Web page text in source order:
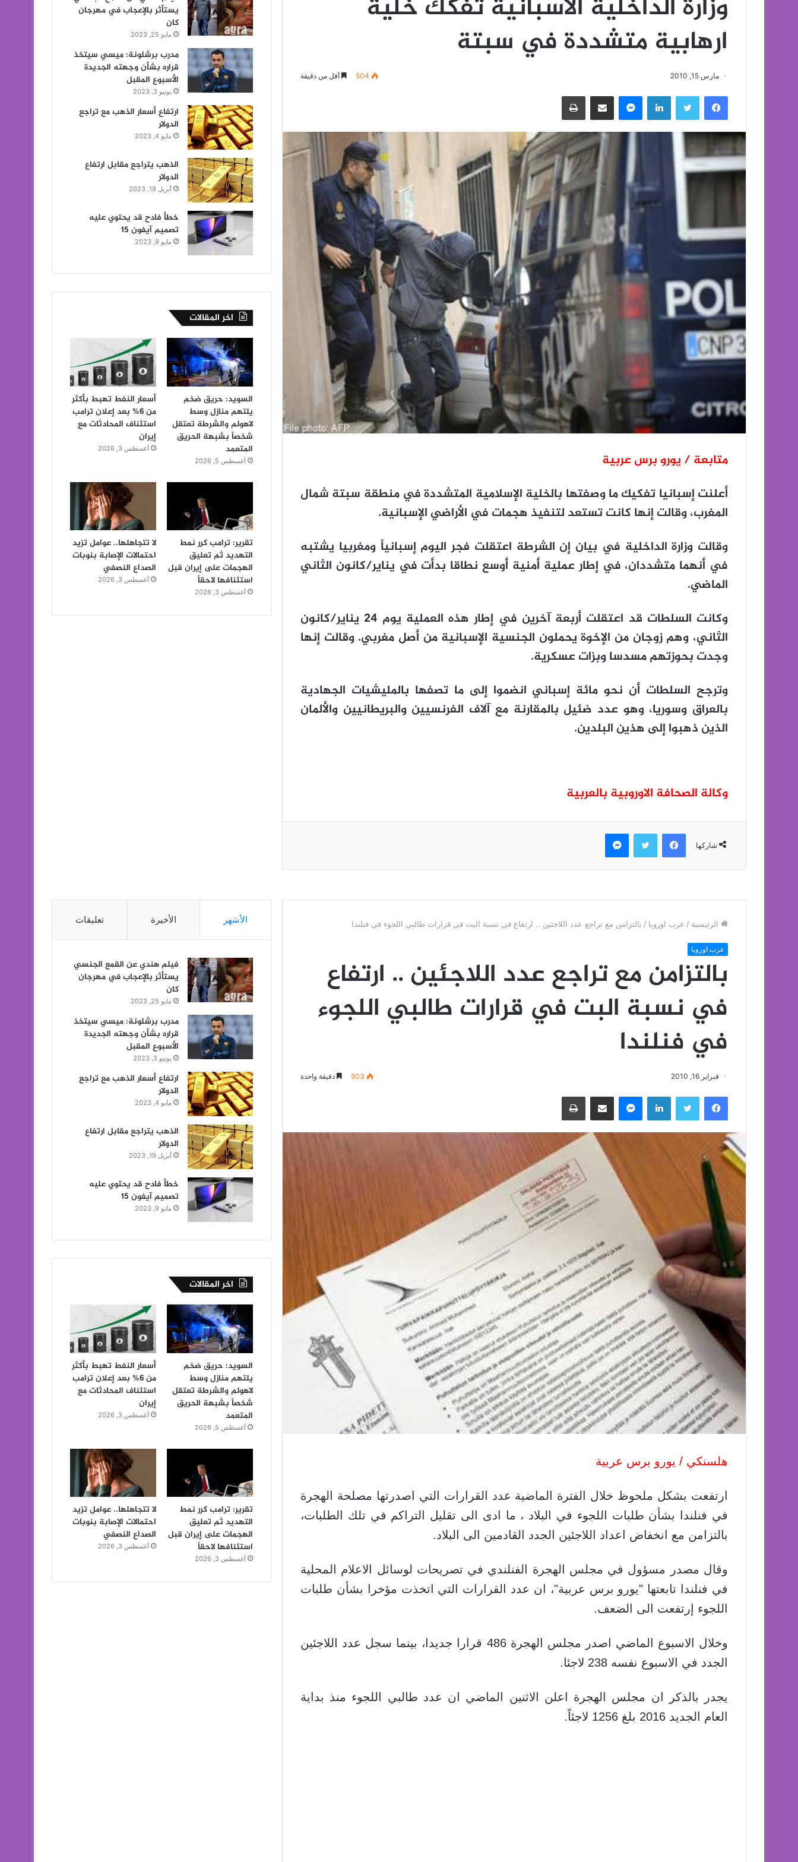
وزارة الداخلية الاسبانية تفكك خلية
ارهابية متشددة في سبتة
مارس 15, 2010 504 أقل من دقيقة
فيسبوك تويتر لينكدإن ماسنجر مشاركة عبر البريد طباعة
متابعة / يورو برس عربية
أعلنت إسبانيا تفكيك ما وصفتها بالخلية الإسلامية المتشددة في منطقة سبتة شمال
المغرب، وقالت إنها كانت تستعد لتنفيذ هجمات في الأراضي الإسبانية.
وقالت وزارة الداخلية في بيان إن الشرطة اعتقلت فجر اليوم إسبانياً ومغربيا يشتبه
في أنهما متشددان، في إطار عملية أمنية أوسع نطاقا بدأت في يناير/كانون الثاني
الماضي.
وكانت السلطات قد اعتقلت أربعة آخرين في إطار هذه العملية يوم 24 يناير/كانون
الثاني، وهم زوجان من الإخوة يحملون الجنسية الإسبانية من أصل مغربي. وقالت إنها
وجدت بحوزتهم مسدسا وبزات عسكرية.
وترجح السلطات أن نحو مائة إسباني انضموا إلى ما تصفها بالمليشيات الجهادية
بالعراق وسوريا، وهو عدد ضئيل بالمقارنة مع آلاف الفرنسيين والبريطانيين والألمان
الذين ذهبوا إلى هذين البلدين.
وكالة الصحافة الاوروبية بالعربية
شاركها
فيسبوك تويتر ماسنجر
يستأثر بالإعجاب في مهرجان
كان
مايو 25, 2023
مدرب برشلونة: ميسي سيتخذ
قراره بشأن وجهته الجديدة
الأسبوع المقبل
يونيو 3, 2023
ارتفاع أسعار الذهب مع تراجع
الدولار
مايو 4, 2023
الذهب يتراجع مقابل ارتفاع
الدولار
أبريل 19, 2023
خطأ فادح قد يحتوي عليه
تصميم آيفون 15
مايو 9, 2023
اخر المقالات
السويد: حريق ضخم
يلتهم منازل وسط
لاهولم والشرطة تعتقل
شخصاً بشبهة الحريق
المتعمد
أغسطس 5, 2026
أسعار النفط تهبط بأكثر
من 6% بعد إعلان ترامب
استئناف المحادثات مع
إيران
أغسطس 3, 2026
تقرير: ترامب كرر نمط
التهديد ثم تعليق
الهجمات على إيران قبل
استئنافها لاحقاً
أغسطس 3, 2026
لا تتجاهلها.. عوامل تزيد
احتمالات الإصابة بنوبات
الصداع النصفي
أغسطس 3, 2026